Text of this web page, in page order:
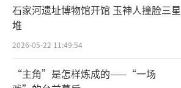
石家河遗址博物馆开馆 玉神人撞脸三星
堆
2026-05-22 11:49:54
“主角”是怎样炼成的——“一场